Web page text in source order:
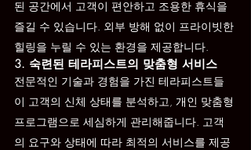
된 공간에서 고객이 편안하고 조용한 휴식을
즐길 수 있습니다. 외부 방해 없이 프라이빗한
힐링을 누릴 수 있는 환경을 제공합니다.
3. 숙련된 테라피스트의 맞춤형 서비스
전문적인 기술과 경험을 가진 테라피스트들
이 고객의 신체 상태를 분석하고, 개인 맞춤형
프로그램으로 세심하게 관리해줍니다. 고객
의 요구와 상태에 따라 최적의 서비스를 제공